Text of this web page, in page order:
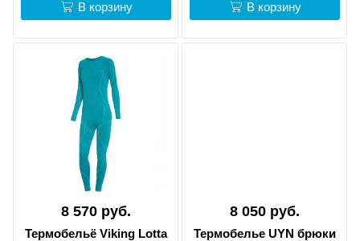
В корзину В корзину
8 570 руб.
Термобельё Viking Lotta
8 050 руб.
Термобелье UYN брюки